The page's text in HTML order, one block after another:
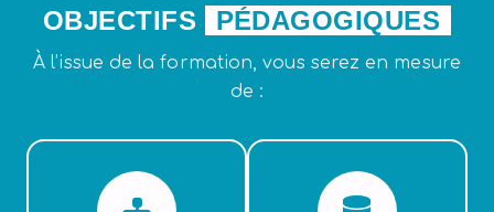
OBJECTIFS PÉDAGOGIQUES
À l’issue de la formation, vous serez en mesure
de :